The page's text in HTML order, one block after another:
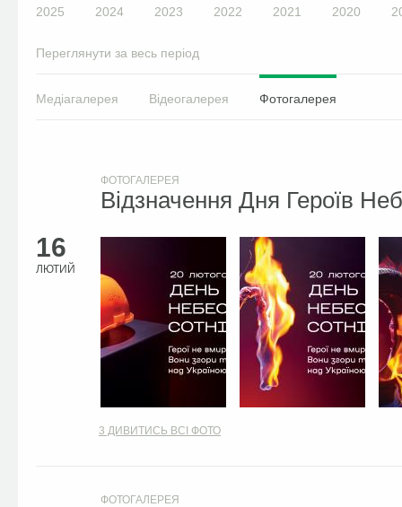
2025 2024 2023 2022 2021 2020
Переглянути за весь період
Медіагалерея Відеогалерея Фотогалерея
16
ЛЮТИЙ
ФОТОГАЛЕРЕЯ
Відзначення Дня Героїв
3 ДИВИТИСЬ ВСІ ФОТО
ФОТОГАЛЕРЕЯ